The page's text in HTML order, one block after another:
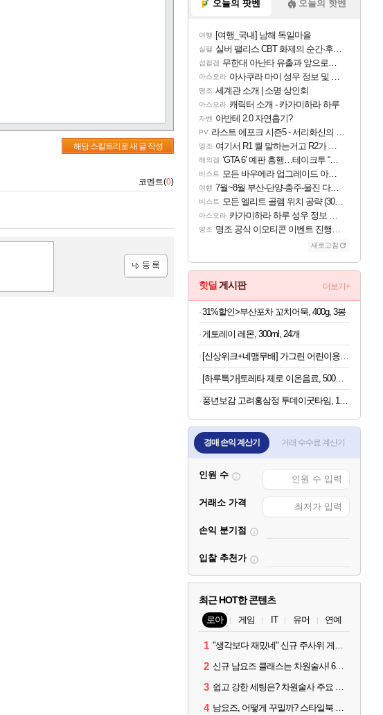
해당 스킬트리로 새 글 작성
코멘트(0)
오늘의 팟벤 오늘의 핫벤
여행 [여행_국내] 남해 독일마을
실팰 실버 팰리스 CBT 화제의 순간·후기 모음
섭컬겜 무한대 아난타 유출과 앞으로의 예상 (루머)
아스오라 아사쿠라 마이 성우 정보 및 주요 필모
명조 세계관 소개 | 소명 상인회
아스오라 캐릭터 소개 - 카가미하라 하루
차벤 아반테 2.0 자연흡기?
PV 라스트 에포크 시즌5 - 서리화신의 분노 티저
명조 여기서 R1 뭘 말하는거고 R2가 뭘말하는걸까요?
해외겜 ‘GTA 6’ 예판 흥행…테이크투 “내부 예상 크게 넘어”
비스트 모든 바우에라 업그레이드 아이템 획득 위치 공략 (89개)
여행 7월~8월 부산-단양-충주-울진 다녀왔어요~
비스트 모든 엘리트 골렘 위치 공략 (30개) - 방랑 결투가
아스오라 카가미하라 하루 성우 정보 및 주요 필모
명조 명조 공식 이모티콘 이벤트 진행해봤습니다! 참여부터 추첨까지????
새로고침
핫딜 게시판 더보기+
31%할인>부산포차 꼬치어묵, 400g, 3봉
게토레이 레몬, 300ml, 24개
[하루특가]토레타 제로 이온음료, 500ml, 24개
풍년보감 고려홍삼정 투데이굿타임, 15g, 100포 + 쇼핑백, 1개, 1세트
경매 손익 계산기 거래 수수료 계산기
인원 수
거래소 가격
손익 분기점
입찰 추천가
최근 HOT한 콘텐츠
로아 게임 IT 유머 연예
1 "생각보다 재밌네" 신규 주사위 게임 티카투카 호평
2 신규 남요즈 클래스는 차원술사! 6월 20일 로아온 썸머 정리
3 쉽고 강한 세팅은? 차원술사 주요 빌드와 스킬 코드
4 남요즈, 어떻게 꾸밀까? 스타일북 인기 차원술사 커스터마이즈